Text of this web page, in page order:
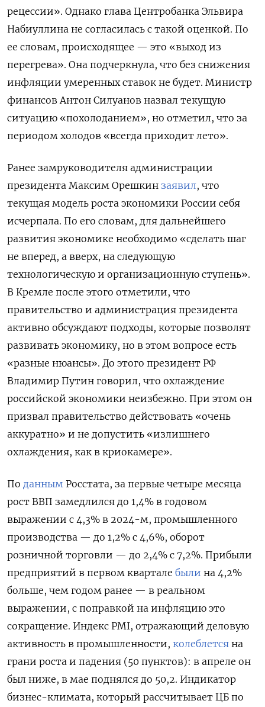
рецессии». Однако глава Центробанка Эльвира
Набиуллина не согласилась с такой оценкой. По
ее словам, происходящее — это «выход из
перегрева». Она подчеркнула, что без снижения
инфляции умеренных ставок не будет. Министр
финансов Антон Силуанов назвал текущую
ситуацию «похолоданием», но отметил, что за
периодом холодов «всегда приходит лето».
Ранее замруководителя администрации
президента Максим Орешкин заявил, что
текущая модель роста экономики России себя
исчерпала. По его словам, для дальнейшего
развития экономике необходимо «сделать шаг
не вперед, а вверх, на следующую
технологическую и организационную ступень».
В Кремле после этого отметили, что
правительство и администрация президента
активно обсуждают подходы, которые позволят
развивать экономику, но в этом вопросе есть
«разные нюансы». До этого президент РФ
Владимир Путин говорил, что охлаждение
российской экономики неизбежно. При этом он
призвал правительство действовать «очень
аккуратно» и не допустить «излишнего
охлаждения, как в криокамере».
По данным Росстата, за первые четыре месяца
рост ВВП замедлился до 1,4% в годовом
выражении с 4,3% в 2024-м, промышленного
производства — до 1,2% с 4,6%, оборот
розничной торговли — до 2,4% с 7,2%. Прибыли
предприятий в первом квартале были на 4,2%
больше, чем годом ранее — в реальном
выражении, с поправкой на инфляцию это
сокращение. Индекс PMI, отражающий деловую
активность в промышленности, колеблется на
грани роста и падения (50 пунктов): в апреле он
был ниже, в мае поднялся до 50,2. Индикатор
бизнес-климата, который рассчитывает ЦБ по